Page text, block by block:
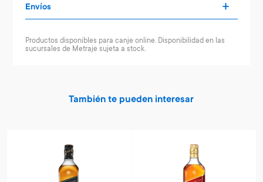
Envíos
Productos disponibles para canje online. Disponibilidad en las
sucursales de Metraje sujeta a stock.
También te pueden interesar